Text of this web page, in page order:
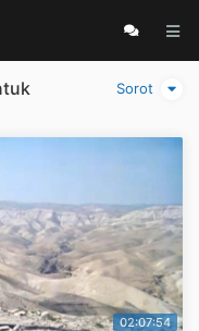
Sorot
02:07:54